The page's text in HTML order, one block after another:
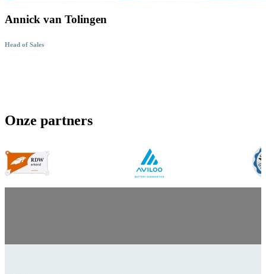
Annick van Tolingen
Head of Sales
Onze partners